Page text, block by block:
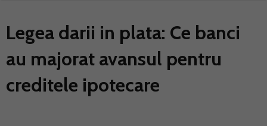
Legea darii in plata: Ce banci
au majorat avansul pentru
creditele ipotecare